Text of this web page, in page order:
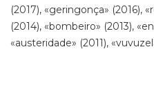
(2017), «geringonça» (2016),
(2014), «bombeiro» (2013),
«austeridade» (2011),